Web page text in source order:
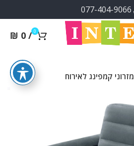
0
/
₪ 0
מזרוני קמפינג לאירוח